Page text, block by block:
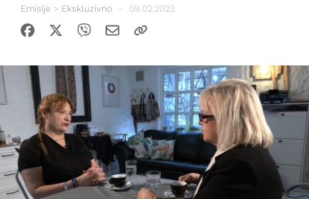
Emisije > Ekskluzivno – 09.02.2023